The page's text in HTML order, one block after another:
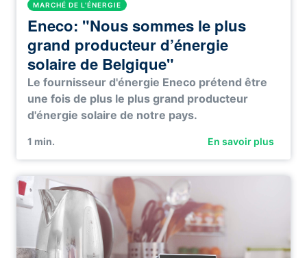
MARCHÉ DE L'ÉNERGIE
Eneco: "Nous sommes le plus
grand producteur d’énergie
solaire de Belgique"
Le fournisseur d'énergie Eneco prétend être
une fois de plus le plus grand producteur
d'énergie solaire de notre pays.
1 min. En savoir plus